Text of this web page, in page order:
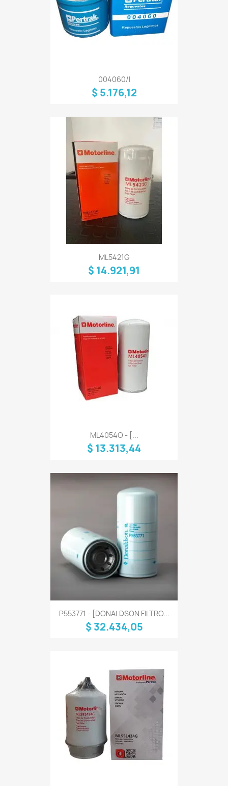
004060/I
$ 5.176,12
ML5421G
$ 14.921,91
ML4054O - [...
$ 13.313,44
P553771 - [DONALDSON FILTRO...
$ 32.434,05